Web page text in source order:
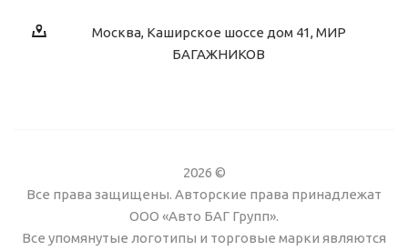
Москва, Каширское шоссе дом 41, МИР
БАГАЖНИКОВ
2026 ©
Все права защищены. Авторские права принадлежат
ООО «Авто БАГ Групп».
Все упомянутые логотипы и торговые марки являются